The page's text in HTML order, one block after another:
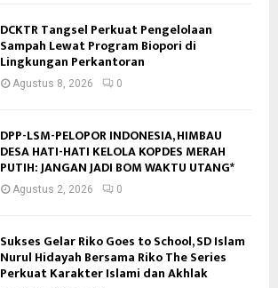
DCKTR Tangsel Perkuat Pengelolaan
Sampah Lewat Program Biopori di
Lingkungan Perkantoran
Agustus 8, 2026 0
DPP-LSM-PELOPOR INDONESIA, HIMBAU
DESA HATI-HATI KELOLA KOPDES MERAH
PUTIH: JANGAN JADI BOM WAKTU UTANG*
Agustus 2, 2026 0
Sukses Gelar Riko Goes to School, SD Islam
Nurul Hidayah Bersama Riko The Series
Perkuat Karakter Islami dan Akhlak